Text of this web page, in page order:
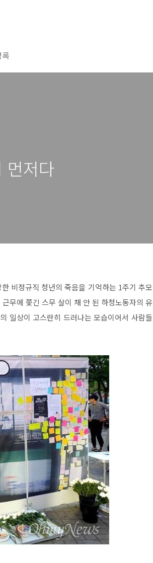
먼저다
비정규직 청년의 죽음을 기억하는 1주기 추모
무에 쫓긴 스무 살이 채 안 된 하청노동자의 유
일상이 고스란히 드러나는 모습이어서 사람들